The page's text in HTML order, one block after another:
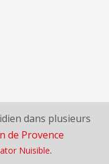
dans plusieurs
de Provence
Nuisible.